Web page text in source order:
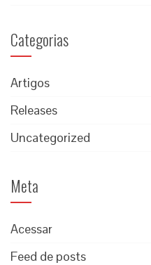
Categorias
Artigos
Releases
Uncategorized
Meta
Acessar
Feed de posts